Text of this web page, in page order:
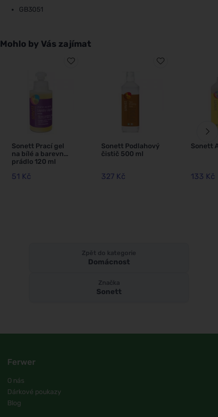
GB3051
Mohlo by Vás zajímat
Sonett Prací gel
na bílé a barevné
prádlo 120 ml
51 Kč
Sonett Podlahový
čistič 500 ml
327 Kč
Sonett
133 Kč
Zpět do kategorie
Domácnost
Značka
Sonett
Ferwer
O nás
Dárkové poukazy
Blog